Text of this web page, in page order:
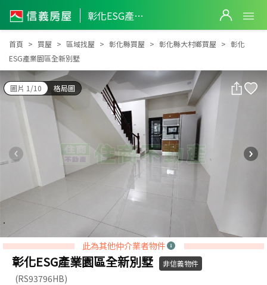
彰化ESG產業園區全新別墅
彰化ESG產業園區全新別墅
首頁 買屋 區域找屋 彰化縣買屋 彰化縣大村鄉買屋
彰化
ESG產業園區全新別墅
圖片 1/10 格局圖
此為其他仲介業者物件
彰化ESG產業園區全新別墅 非信義物件
(RS93796HB)